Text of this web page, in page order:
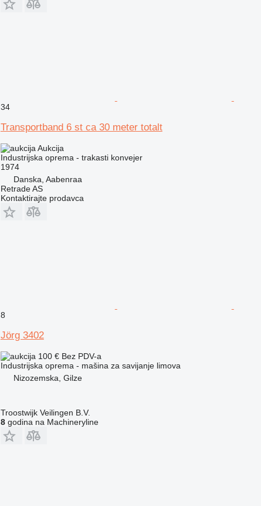
34
Transportband 6 st ca 30 meter totalt
Aukcija
Industrijska oprema - trakasti konvejer
1974
Danska, Aabenraa
Retrade AS
Kontaktirajte prodavca
8
Jörg 3402
100 € Bez PDV-a
Industrijska oprema - mašina za savijanje limova
Nizozemska, Gilze
Troostwijk Veilingen B.V.
8godina na Machineryline